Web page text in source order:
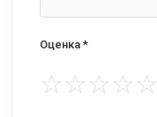
Оценка *
☆☆☆☆☆